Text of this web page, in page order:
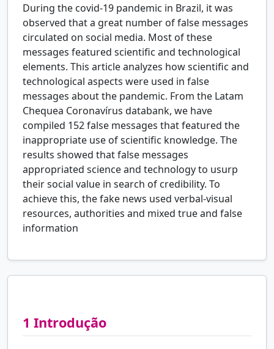
During the covid-19 pandemic in Brazil, it was
observed that a great number of false messages
circulated on social media. Most of these
messages featured scientific and technological
elements. This article analyzes how scientific and
technological aspects were used in false
messages about the pandemic. From the Latam
Chequea Coronavírus databank, we have
compiled 152 false messages that featured the
inappropriate use of scientific knowledge. The
results showed that false messages
appropriated science and technology to usurp
their social value in search of credibility. To
achieve this, the fake news used verbal-visual
resources, authorities and mixed true and false
information
1 Introdução